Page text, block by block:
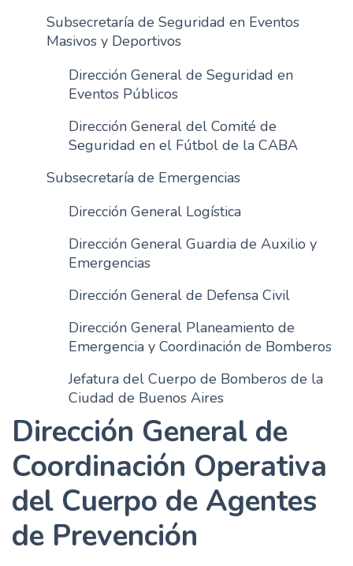
Subsecretaría de Seguridad en Eventos
Masivos y Deportivos
Dirección General de Seguridad en
Eventos Públicos
Dirección General del Comité de
Seguridad en el Fútbol de la CABA
Subsecretaría de Emergencias
Dirección General Logística
Dirección General Guardia de Auxilio y
Emergencias
Dirección General de Defensa Civil
Dirección General Planeamiento de
Emergencia y Coordinación de Bomberos
Jefatura del Cuerpo de Bomberos de la
Ciudad de Buenos Aires
Dirección General de
Coordinación Operativa
del Cuerpo de Agentes
de Prevención